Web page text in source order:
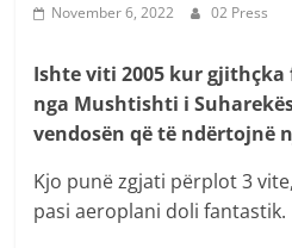
November 6, 2022 02 Press
Ishte viti 2005 kur gjithçka
nga Mushtishti i
vendosën që të ndërtojnë
Kjo punë zgjati përplot 3
pasi aeroplani doli fantastik.